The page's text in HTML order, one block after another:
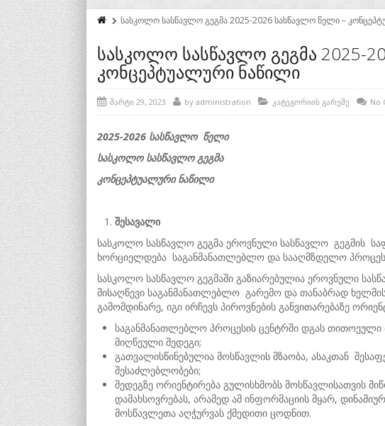
სასკოლო სასწავლო გეგმა 2025-2026 სასწავლო წელი –
სასკოლო სასწავლო გეგმა 2025-
კონცეპტუალური ნაწილი
მარტი 29, 2023 by administration კატეგორიის გარეშე No
2025-2026 სასწავლო წელი
სასკოლო სასწავლო გეგმა
კონცეპტუალური ნაწილი
შესავალი
სასკოლო სასწავლო გეგმა ეროვნული სასწავლო გეგმის
ხორციელდება საგანმანათლებლო და სააღმზდელო
სასკოლო სასწავლო გეგმაში გაზიარებულია ეროვნული
მისაღწევი საგანმანათლებლო გარემო და თანაბრად
გამომდინარე, იგი ირჩევს პიროვნების განვითარებაზე
საგანმანათლებლო პროცესის ცენტრში დგას თითოეული
მიღწეული შედეგი;
გათვალისწინებულია მოსწავლის მზაობა, ასაკთან
შესაძლებლობები;
შედეგზე ორიენტირება გულისხმობს მოსწავლისათვის
დამახსოვრებას, არამედ ამ ინფორმაციის მყარ,
მოსწავლეთა აღჭურვას ქმედითი ცოდნით.